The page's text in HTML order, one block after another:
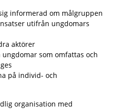
informerad om målgruppen
utifrån ungdomars
aktörer
som omfattas och
på individ- och
organisation med